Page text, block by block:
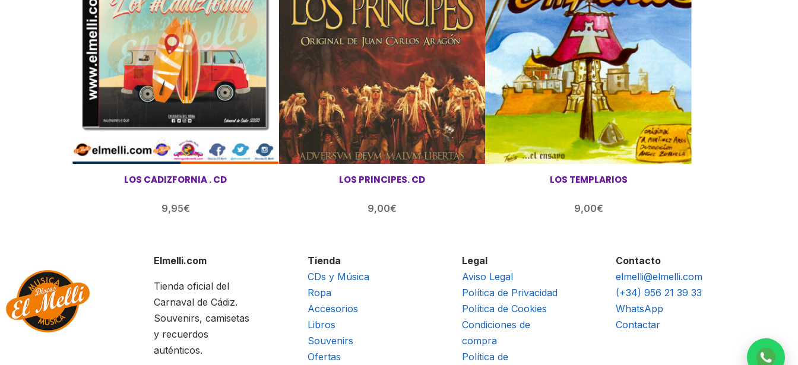
LOS CADIZFORNIA . CD
9,95€
LOS PRINCIPES. CD
9,00€
LOS TEMPLARIOS
9,00€
Elmelli.com
Tienda oficial del
Carnaval de Cádiz.
Souvenirs, camisetas
y recuerdos
auténticos.
Tienda
CDs y Música
Ropa
Accesorios
Libros
Souvenirs
Ofertas
Legal
Aviso Legal
Política de Privacidad
Política de Cookies
Condiciones de
compra
Política de
Contacto
elmelli@elmelli.com
(+34) 956 21 39 33
WhatsApp
Contactar